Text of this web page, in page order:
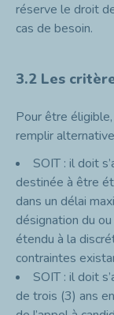
réserve le droit
cas de besoin.
3.2 Les
Pour être
remplir
SOIT : il doit
destinée à être
dans un délai
désignation du
étendu à la
contraintes
SOIT : il doit
de trois (3) ans